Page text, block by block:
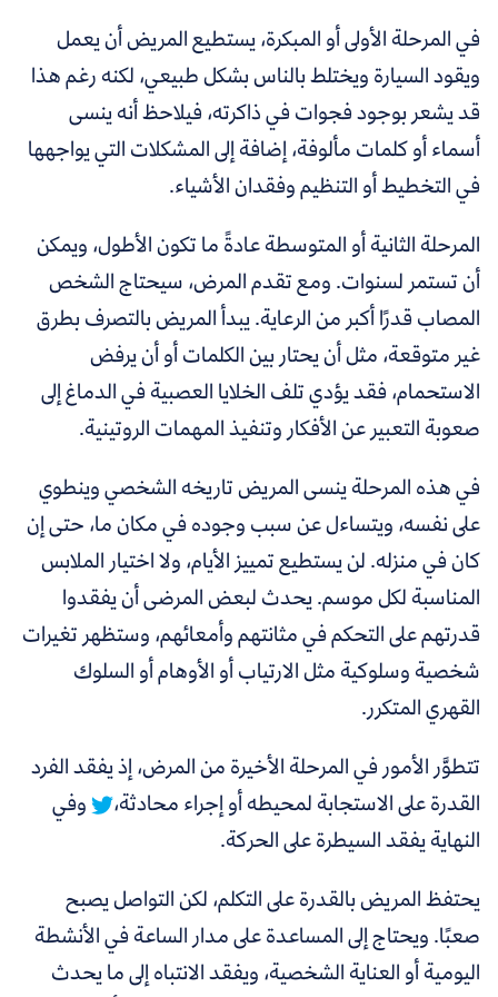
في المرحلة الأولى أو المبكرة، يستطيع المريض أن يعمل
ويقود السيارة ويختلط بالناس بشكل طبيعي، لكنه رغم هذا
قد يشعر بوجود فجوات في ذاكرته، فيلاحظ أنه ينسى
أسماء أو كلمات مألوفة، إضافة إلى المشكلات التي يواجهها
في التخطيط أو التنظيم وفقدان الأشياء.
المرحلة الثانية أو المتوسطة عادةً ما تكون الأطول، ويمكن
أن تستمر لسنوات. ومع تقدم المرض، سيحتاج الشخص
المصاب قدرًا أكبر من الرعاية. يبدأ المريض بالتصرف بطرق
غير متوقعة، مثل أن يحتار بين الكلمات أو أن يرفض
الاستحمام، فقد يؤدي تلف الخلايا العصبية في الدماغ إلى
صعوبة التعبير عن الأفكار وتنفيذ المهمات الروتينية.
في هذه المرحلة ينسى المريض تاريخه الشخصي وينطوي
على نفسه، ويتساءل عن سبب وجوده في مكان ما، حتى إن
كان في منزله. لن يستطيع تمييز الأيام، ولا اختيار الملابس
المناسبة لكل موسم. يحدث لبعض المرضى أن يفقدوا
قدرتهم على التحكم في مثانتهم وأمعائهم، وستظهر تغيرات
شخصية وسلوكية مثل الارتياب أو الأوهام أو السلوك
القهري المتكرر.
تتطوَّر الأمور في المرحلة الأخيرة من المرض، إذيفقد الفرد
القدرة على الاستجابة لمحيطه أو إجراء محادثة،
وفي
النهاية يفقد السيطرة على الحركة.
يحتفظ المريض بالقدرة على التكلم، لكن التواصل يصبح
صعبًا. ويحتاج إلى المساعدة على مدار الساعة في الأنشطة
اليومية أو العناية الشخصية، ويفقد الانتباه إلى ما يحدث